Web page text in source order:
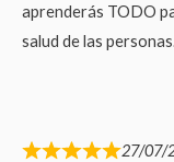
aprenderás TODO
salud de las
27/07/